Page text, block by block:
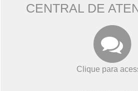
CENTRAL DE
Clique para